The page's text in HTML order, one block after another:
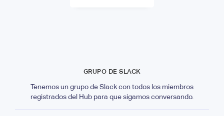
GRUPO DE SLACK
Tenemos un grupo de Slack con todos los miembros
registrados del Hub para que sigamos conversando.